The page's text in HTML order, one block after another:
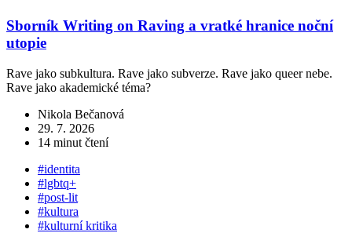
Sborník Writing on Raving a vratké hranice noční
utopie
Rave jako subkultura. Rave jako subverze. Rave jako queer nebe.
Rave jako akademické téma?
Nikola Bečanová
29. 7. 2026
14 minut čtení
#identita
#lgbtq+
#post-lit
#kultura
#kulturní kritika